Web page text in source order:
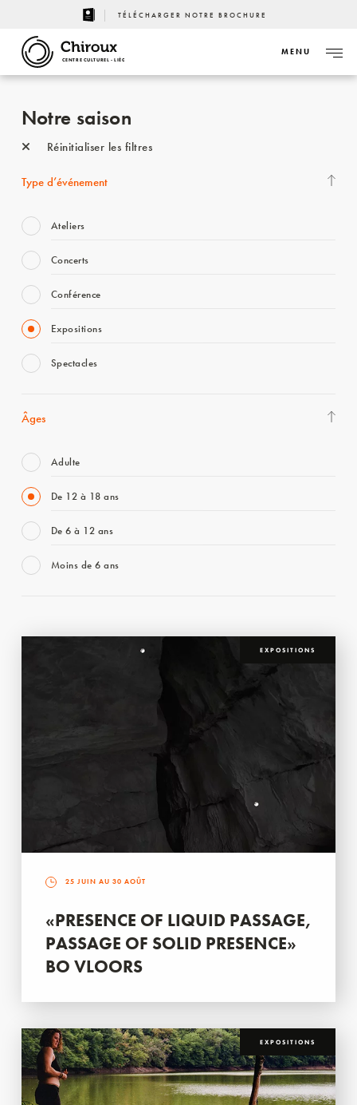
TÉLÉCHARGER NOTRE BROCHURE
CENTRE CULTUREL - LIÈGE
MENU
Notre saison
Réinitialiser les filtres
Type d’événement
Ateliers
Concerts
Conférence
Expositions
Spectacles
Âges
Adulte
De 12 à 18 ans
De 6 à 12 ans
Moins de 6 ans
EXPOSITIONS
25 JUIN AU 30 AOÛT
«PRESENCE OF LIQUID PASSAGE,
PASSAGE OF SOLID PRESENCE»
BO VLOORS
EXPOSITIONS